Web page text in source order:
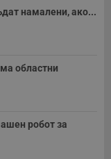
намалени, ако...
областни
робот за